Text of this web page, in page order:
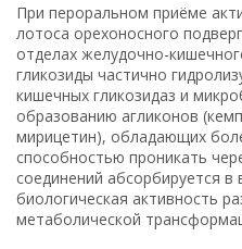
При пероральном приёме
лотоса орехоносного
отделах желудочно-
гликозиды частично
кишечных гликозидаз и
образованию агликонов
мирицетин), обладающих
способностью проникать
соединений абсорбируется
биологическая активность
метаболической